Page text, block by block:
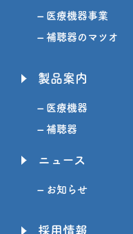
– 医療機器事業
– 補聴器のマツオ
製品案内
– 医療機器
– 補聴器
ニュース
– お知らせ
採用情報